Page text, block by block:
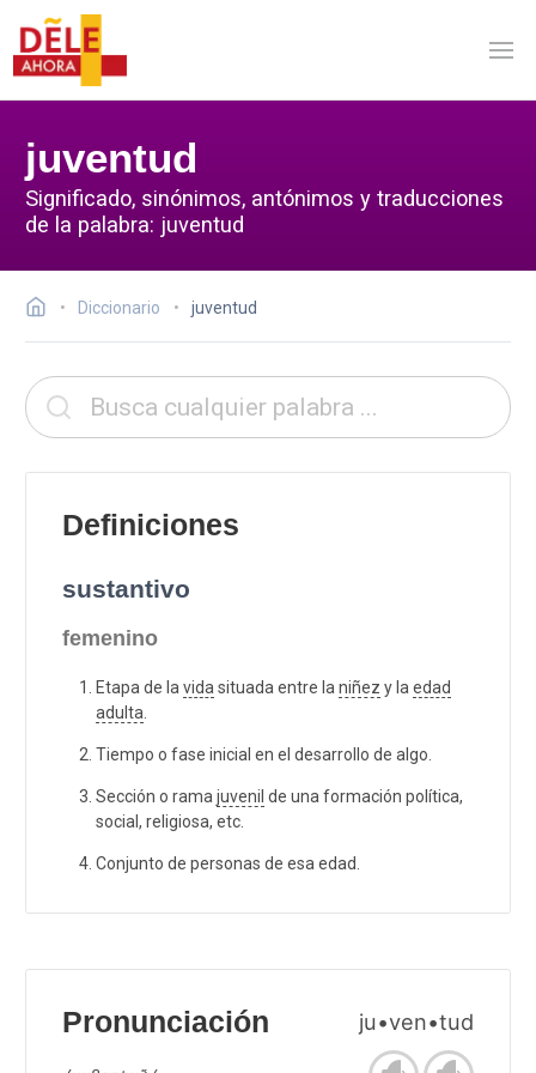
juventud
Significado, sinónimos, antónimos y traducciones
de la palabra: juventud
Diccionario juventud
Definiciones
sustantivo
femenino
Etapa de la vida situada entre la niñez y la edad
adulta
Tiempo o fase inicial en el desarrollo de algo.
Sección o rama juvenil de una formación política,
social, religiosa, etc.
Conjunto de personas de esa edad.
Pronunciación ju•ven•tud